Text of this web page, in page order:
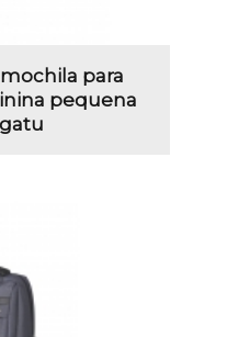
para
pequena